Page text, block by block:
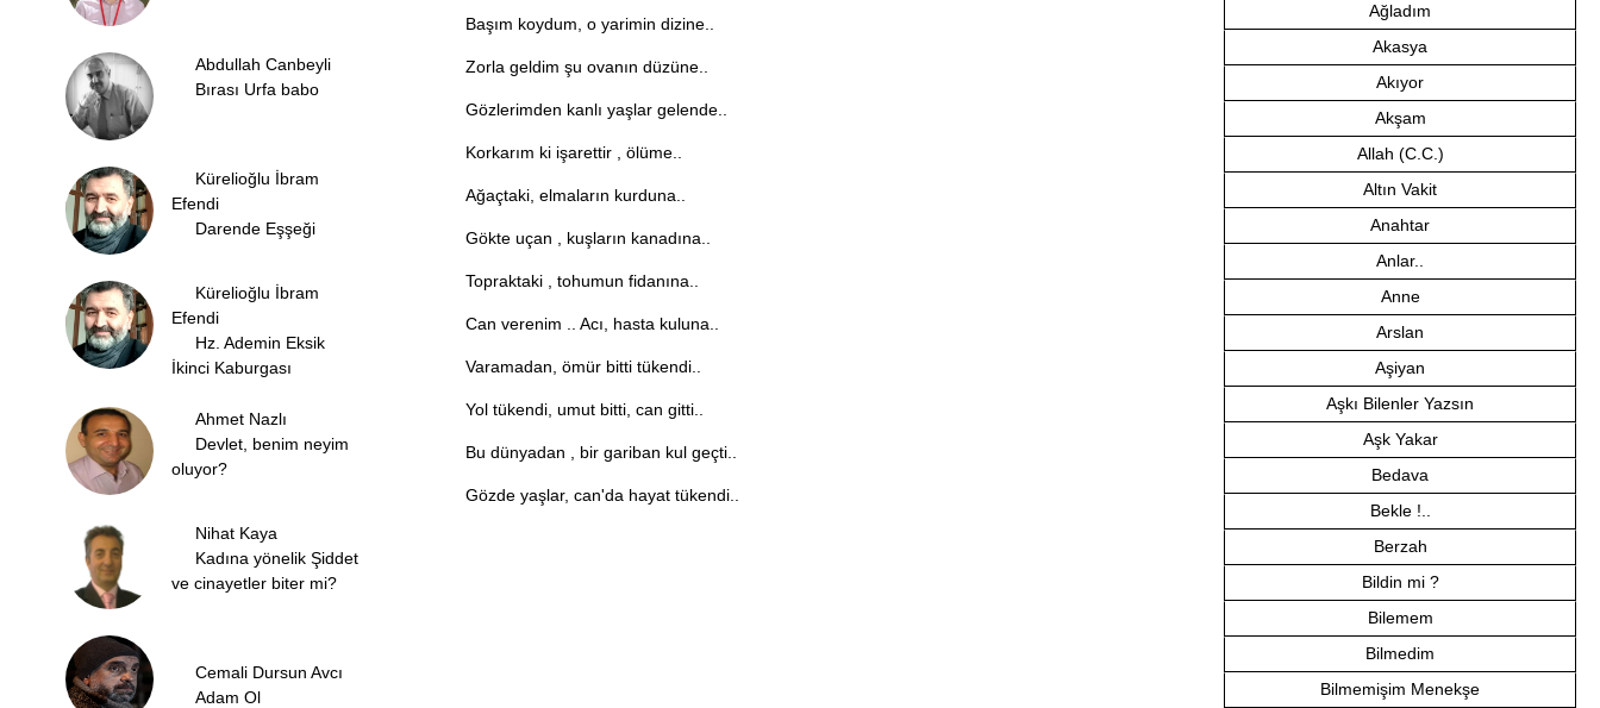
Abdullah Canbeyli
Bırası Urfa babo
Kürelioğlu İbram
Efendi
Darende Eşşeği
Kürelioğlu İbram
Efendi
Hz. Ademin Eksik
İkinci Kaburgası
Ahmet Nazlı
Devlet, benim neyim
oluyor?
Nihat Kaya
Kadına yönelik Şiddet
ve cinayetler biter mi?
Cemali Dursun Avcı
Adam Ol
Başım koydum, o yarimin dizine..
Zorla geldim şu ovanın düzüne..
Gözlerimden kanlı yaşlar gelende..
Korkarım ki işarettir , ölüme..
Ağaçtaki, elmaların kurduna..
Gökte uçan , kuşların kanadına..
Topraktaki , tohumun fidanına..
Can verenim .. Acı, hasta kuluna..
Varamadan, ömür bitti tükendi..
Yol tükendi, umut bitti, can gitti..
Bu dünyadan , bir gariban kul geçti..
Gözde yaşlar, can'da hayat tükendi..
Ağladım
Akasya
Akıyor
Akşam
Allah (C.C.)
Altın Vakit
Anahtar
Anlar..
Anne
Arslan
Aşiyan
Aşkı Bilenler Yazsın
Aşk Yakar
Bedava
Bekle !..
Berzah
Bildin mi ?
Bilemem
Bilmedim
Bilmemişim Menekşe